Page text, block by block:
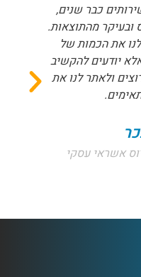
כבר שנים,
מהתוצאות.
את הכמות של
יודעים להקשיב
ולאתר לנו את
אשראי עסקי